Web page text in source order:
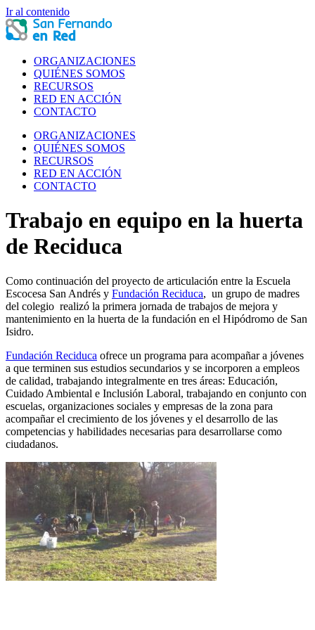
Ir al contenido
ORGANIZACIONES
QUIÉNES SOMOS
RECURSOS
RED EN ACCIÓN
CONTACTO
ORGANIZACIONES
QUIÉNES SOMOS
RECURSOS
RED EN ACCIÓN
CONTACTO
Trabajo en equipo en la huerta
de Reciduca
Como continuación del proyecto de articulación entre la Escuela
Escocesa San Andrés y Fundación Reciduca, un grupo de madres
del colegio realizó la primera jornada de trabajos de mejora y
mantenimiento en la huerta de la fundación en el Hipódromo de San
Isidro.
Fundación Reciduca ofrece un programa para acompañar a jóvenes
a que terminen sus estudios secundarios y se incorporen a empleos
de calidad, trabajando integralmente en tres áreas: Educación,
Cuidado Ambiental e Inclusión Laboral, trabajando en conjunto con
escuelas, organizaciones sociales y empresas de la zona para
acompañar el crecimiento de los jóvenes y el desarrollo de las
competencias y habilidades necesarias para desarrollarse como
ciudadanos.